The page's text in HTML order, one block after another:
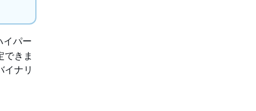
イパー
できま
イナリ